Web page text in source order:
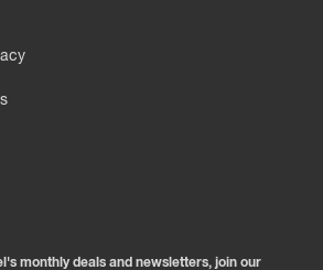
monthly deals and newsletters, join our